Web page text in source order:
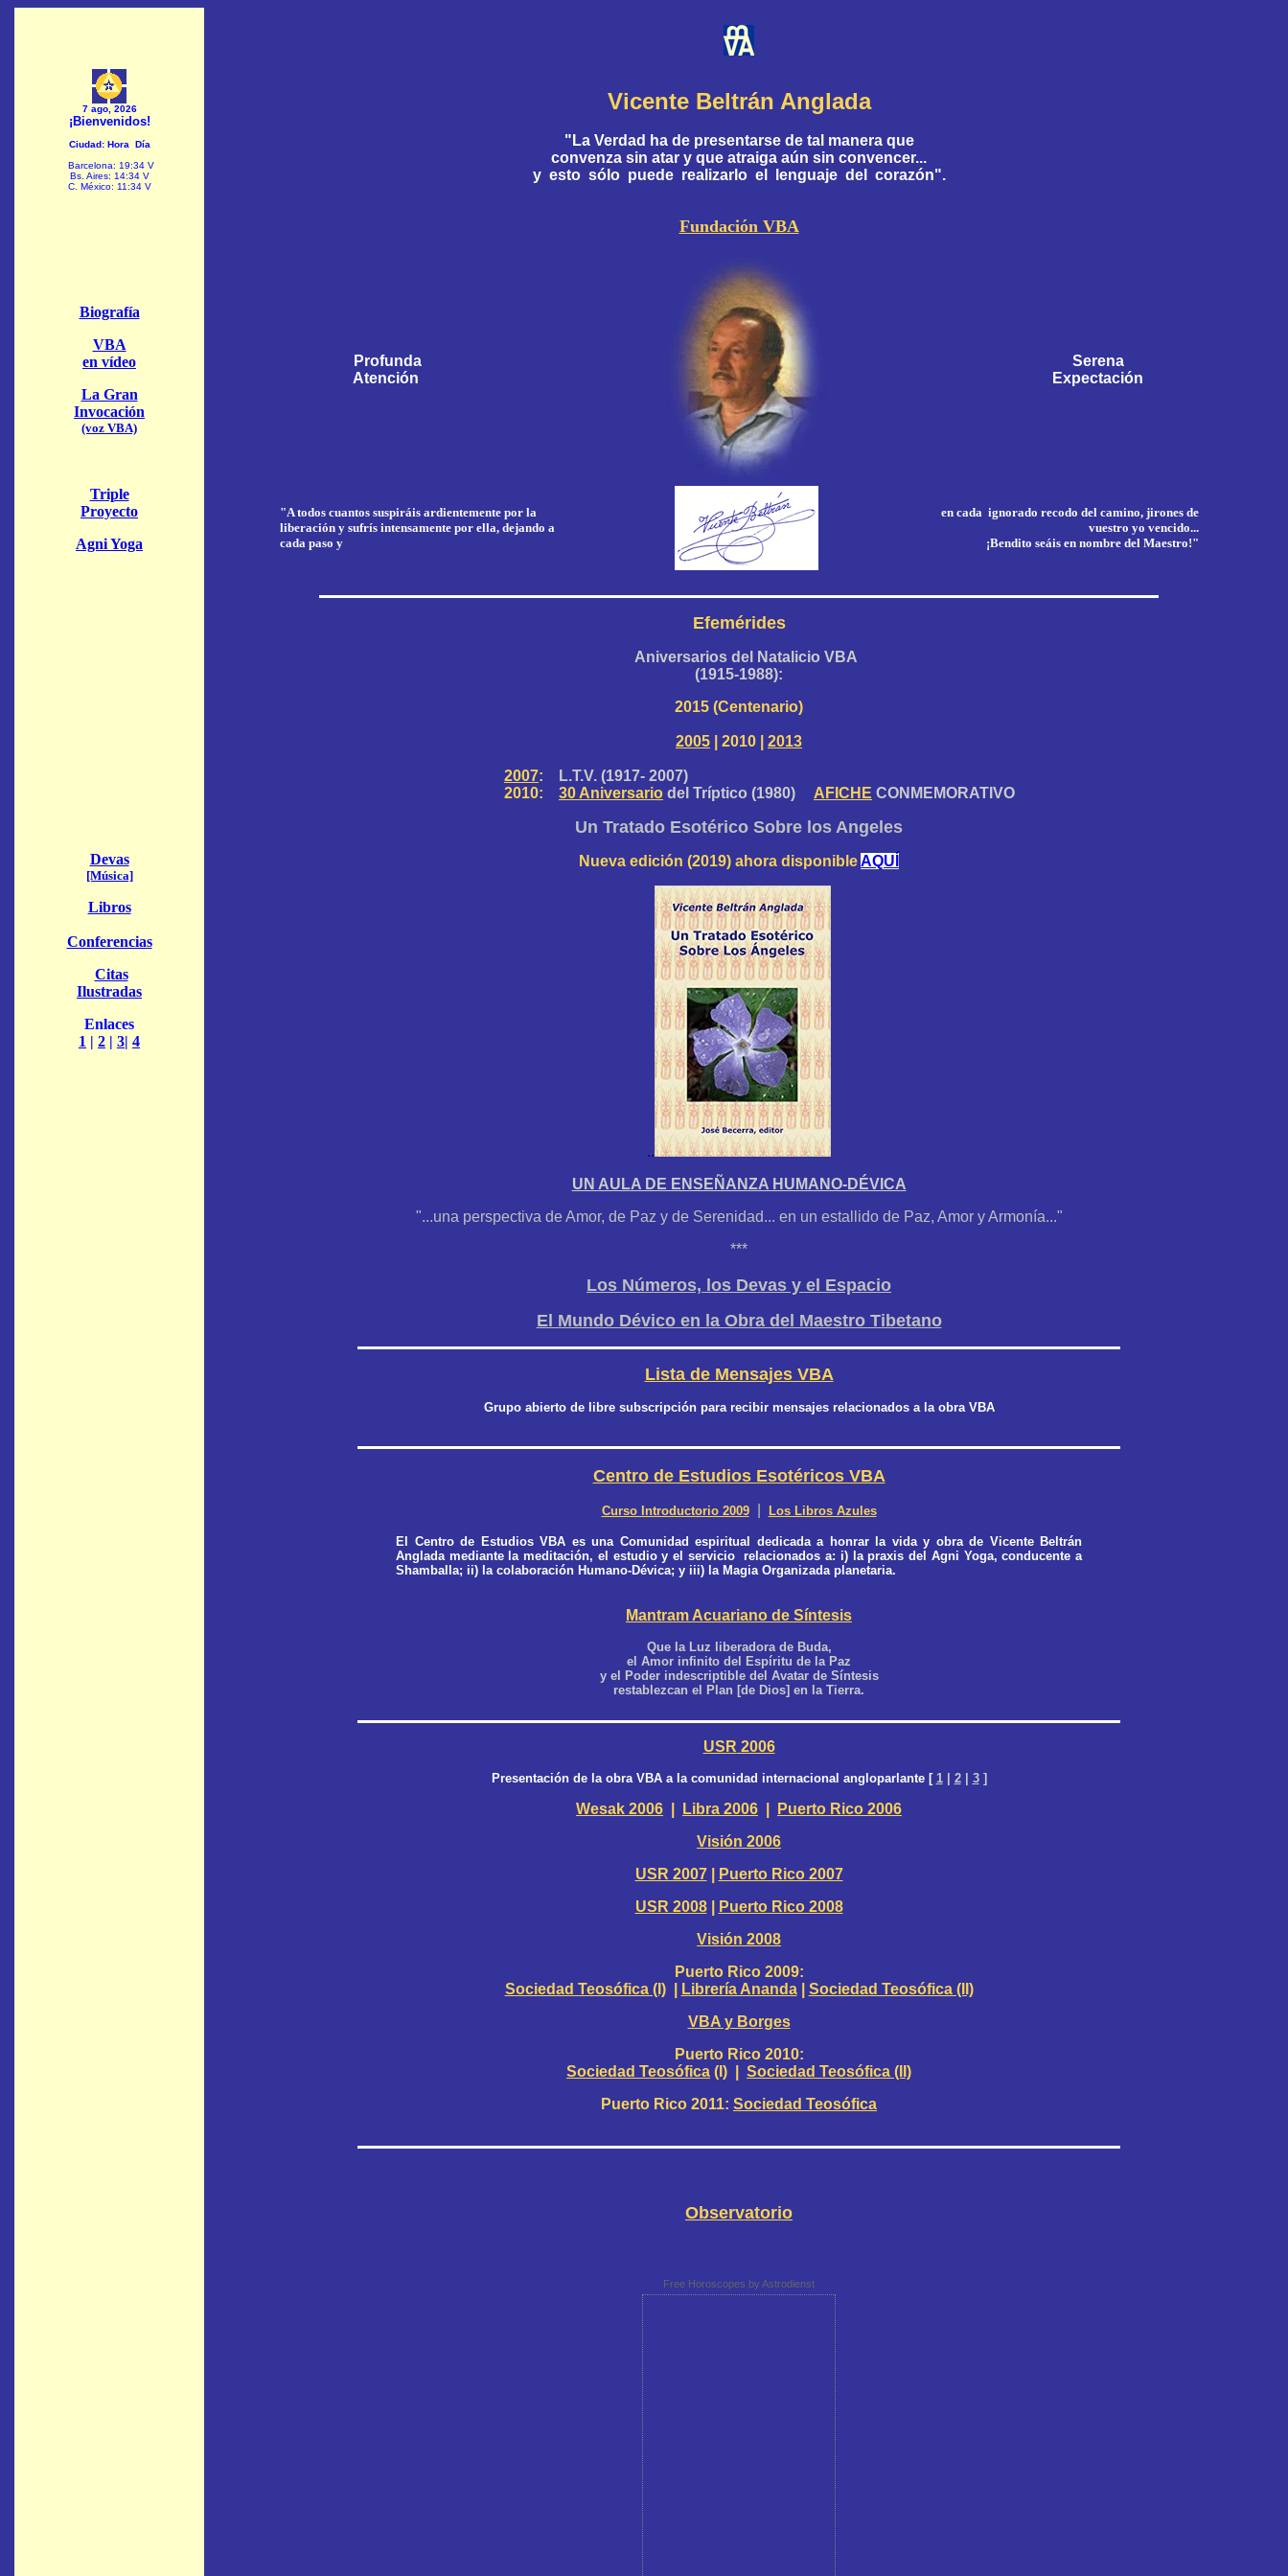
7 ago, 2026
¡Bienvenidos!
Ciudad: Hora Día
Barcelona: 19:34 V
Bs. Aires: 14:34 V
C. México: 11:34 V
Vicente Beltrán Anglada
"La Verdad ha de presentarse de tal manera que
convenza sin atar y que atraiga aún sin convencer...
y esto sólo puede realizarlo el lenguaje del corazón".
Fundación VBA
Biografía
VBA
en vídeo
La Gran
Invocación
(voz VBA)
Profunda
Atención
Serena
Expectación
Triple
Proyecto
Agni Yoga
"A todos cuantos suspiráis ardientemente por la
liberación y sufrís intensamente por ella, dejando a
cada paso y
en cada ignorado recodo del camino, jirones de
vuestro yo vencido...
¡Bendito seáis en nombre del Maestro!"
Devas
[Música]
Libros
Conferencias
Citas
Ilustradas
Enlaces
1 | 2 | 3| 4
Efemérides
Aniversarios del Natalicio VBA
(1915-1988):
2015 (Centenario)
2005 | 2010 | 2013
2007:
L.T.V. (1917- 2007)
2010: 30 Aniversario del Tríptico (1980) AFICHE CONMEMORATIVO
Un Tratado Esotérico Sobre los Angeles
Nueva edición (2019) ahora disponibleAQUÍ
..
UN AULA DE ENSEÑANZA HUMANO-DÉVICA
"...una perspectiva de Amor, de Paz y de Serenidad... en un estallido de Paz, Amor y Armonía..."
***
Los Números, los Devas y el Espacio
El Mundo Dévico en la Obra del Maestro Tibetano
Lista de Mensajes VBA
Grupo abierto de libre subscripción para recibir mensajesrelacionados a la obra VBA
Centro de Estudios Esotéricos VBA
Curso Introductorio 2009 Los Libros Azules
El Centro de Estudios VBA es una Comunidad espiritual dedicada a honrar la vida y obra de Vicente Beltrán
Anglada mediante la meditación, el estudio y el servicio relacionados a: i) la praxis del Agni Yoga, conducente a
Shamballa; ii) la colaboración Humano-Dévica; y iii) la Magia Organizada planetaria.
Mantram Acuariano de Síntesis
Que la Luz liberadora de Buda,
el Amor infinito del Espíritu de la Paz
y el Poder indescriptible del Avatar de Síntesis
restablezcan el Plan [de Dios] en la Tierra.
USR 2006
Presentación de la obra VBA a la comunidad internacional angloparlante [ 1| 2| 3]
Wesak 2006 Libra 2006
Puerto Rico 2006
Visión 2006
USR 2007|
Puerto Rico 2007
USR 2008|
Puerto Rico 2008
Visión 2008
Puerto Rico 2009:
Sociedad Teosófica (I)
Librería Ananda| Sociedad Teosófica (II)
VBA y Borges
Puerto Rico 2010:
Sociedad Teosófica (I) | Sociedad Teosófica (II)
Puerto Rico 2011: Sociedad Teosófica
Observatorio
Free Horoscopes by Astrodienst